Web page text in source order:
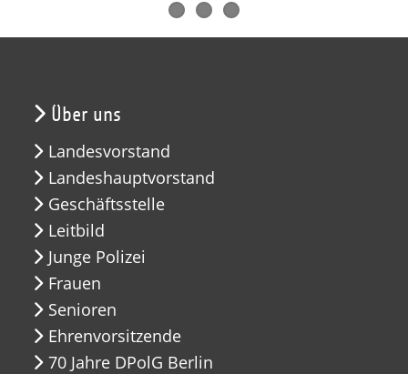
Über uns
Landesvorstand
Landeshauptvorstand
Geschäftsstelle
Leitbild
Junge Polizei
Frauen
Senioren
Ehrenvorsitzende
70 Jahre DPolG Berlin